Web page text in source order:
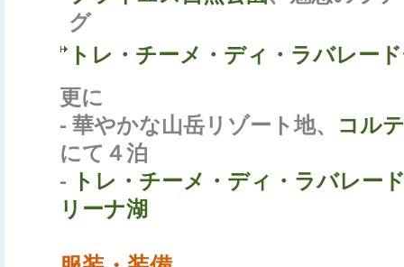
グ
トレ・チーメ・ディ・ラバレード
更に
- 華やかな山岳リゾート地、 コル
にて４泊
- トレ・チーメ・ディ・ラバレー
リーナ湖